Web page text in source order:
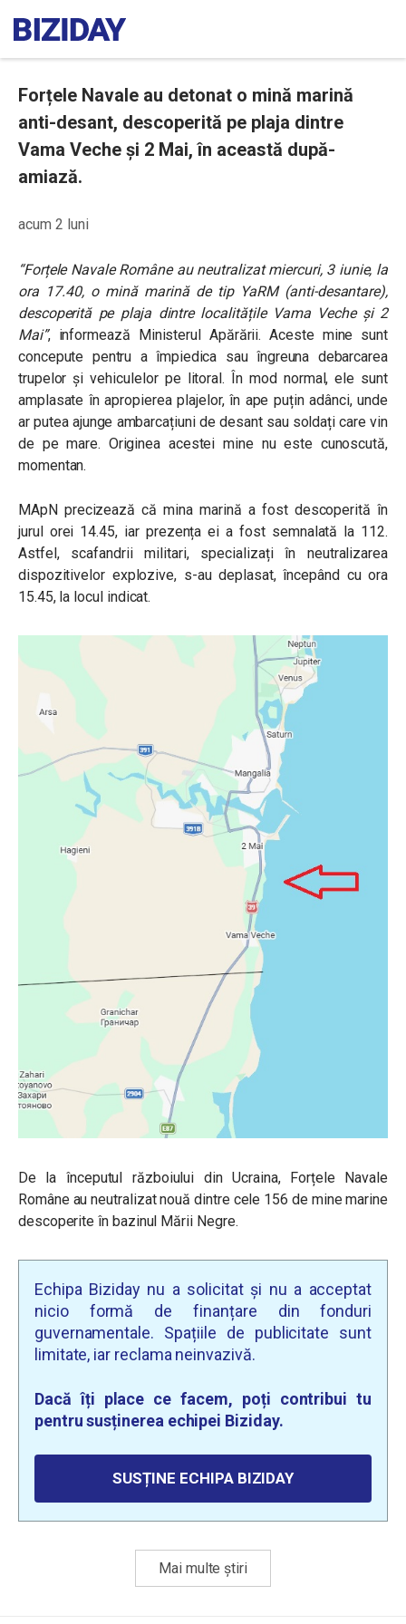
Forțele Navale au detonat o mină marină
anti-desant, descoperită pe plaja dintre
Vama Veche și 2 Mai, în această după-
amiază.
acum 2 luni
“Forțele Navale Române au neutralizat miercuri, 3 iunie, la
ora 17.40, o mină marină de tip YaRM (anti-desantare),
descoperită pe plaja dintre localitățile Vama Veche și 2
Mai”, informează Ministerul Apărării. Aceste mine sunt
concepute pentru a împiedica sau îngreuna debarcarea
trupelor și vehiculelor pe litoral. În mod normal, ele sunt
amplasate în apropierea plajelor, în ape puțin adânci, unde
ar putea ajunge ambarcațiuni de desant sau soldați care vin
de pe mare. Originea acestei mine nu este cunoscută,
momentan.
MApN precizează că mina marină a fost descoperită în
jurul orei 14.45, iar prezența ei a fost semnalată la 112.
Astfel, scafandrii militari, specializați în neutralizarea
dispozitivelor explozive, s-au deplasat, începând cu ora
15.45, la locul indicat.
De la începutul războiului din Ucraina, Forțele Navale
Române au neutralizat nouă dintre cele 156 de mine marine
descoperite în bazinul Mării Negre.
Echipa Biziday nu a solicitat și nu a acceptat
nicio formă de finanțare din fonduri
guvernamentale. Spațiile de publicitate sunt
limitate, iar reclama neinvazivă.
Dacă îți place ce facem, poți contribui tu
pentru susținerea echipei Biziday.
SUSȚINE ECHIPA BIZIDAY
Mai multe știri